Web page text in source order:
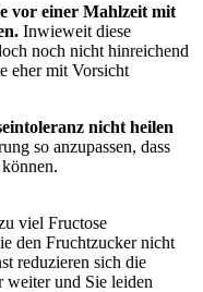
vor einer Mahlzeit mit
Inwieweit diese
noch nicht hinreichend
eher mit Vorsicht
nicht heilen
so anzupassen, dass
viel Fructose
den Fruchtzucker nicht
reduzieren sich die
weiter und Sie leiden